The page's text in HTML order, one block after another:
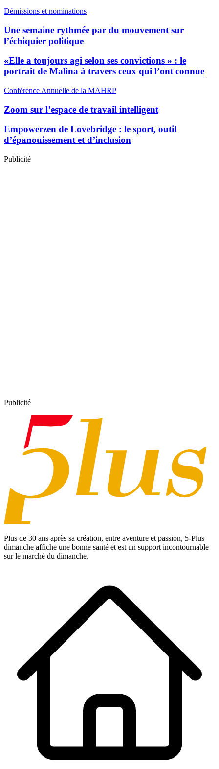
Démissions et nominations
Une semaine rythmée par du mouvement sur
l’échiquier politique
«Elle a toujours agi selon ses convictions » : le
portrait de Malina à travers ceux qui l’ont connue
Conférence Annuelle de la MAHRP
Zoom sur l’espace de travail intelligent
Empowerzen de Lovebridge : le sport, outil
d’épanouissement et d’inclusion
Publicité
Publicité
Plus de 30 ans après sa création, entre aventure et passion, 5-Plus
dimanche affiche une bonne santé et est un support incontournable
sur le marché du dimanche.